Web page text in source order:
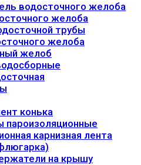
водосточного желоба
желоба
трубы
желоба
желоб
конька
пароизоляционные
карнизная лента
на крышу